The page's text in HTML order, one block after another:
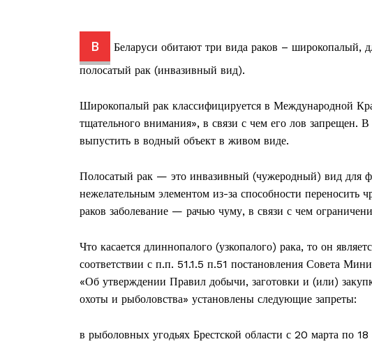
В
Беларуси обитают три вида раков – широкопалый,
полосатый рак (инвазивный вид).
Широкопалый рак классифицируется в Международной
тщательного внимания», в связи с чем его лов запрещен. В
выпустить в водный объект в живом виде.
Полосатый рак — это инвазивный (чужеродный) вид для
нежелательным элементом из-за способности переносить
раков заболевание — рачью чуму, в связи с чем
Что касается длиннопалого (узкопалого) рака, то он
соответствии с п.п. 51.1.5 п.51 постановления Совета
«Об утверждении Правил добычи, заготовки и (или)
охоты и рыболовства» установлены следующие запреты:
в рыболовных угодьях Брестской области с 20 марта по